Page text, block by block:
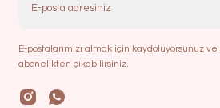
E-postalarımızı almak için kaydoluyorsunuz
abonelikten çıkabilirsiniz.